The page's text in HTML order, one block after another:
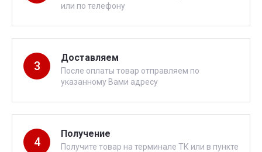
или по телефону
3
Доставляем
После оплаты товар отправляем по
указанному Вами адресу
4
Получение
Получите товар на терминале ТК или в пункте